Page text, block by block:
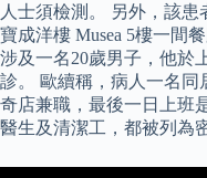
人士須檢測。 另外，該患
寶成洋樓 Musea 5樓一間
涉及一名20歲男子，他於
診。 歐續稱，病人一名同
奇店兼職，最後一日上班
醫生及清潔工，都被列為